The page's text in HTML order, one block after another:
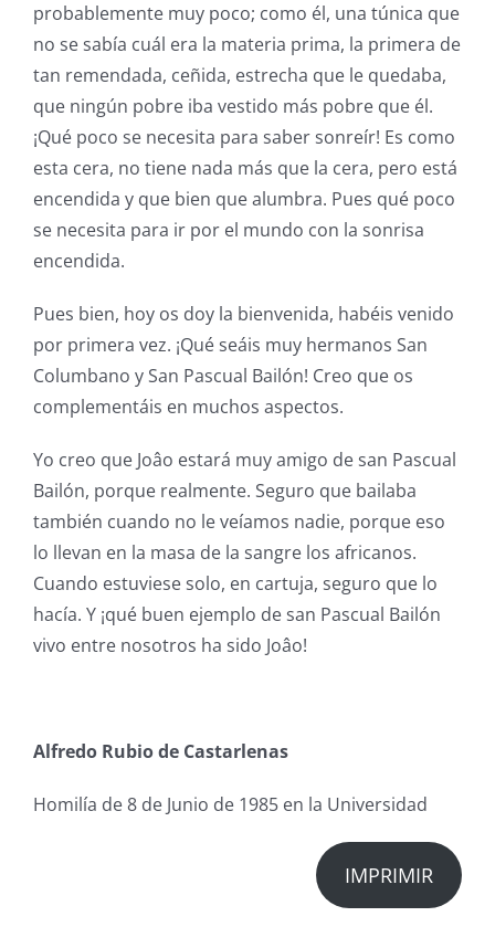
probablemente muy poco; como él, una túnica que
no se sabía cuál era la materia prima, la primera de
tan remendada, ceñida, estrecha que le quedaba,
que ningún pobre iba vestido más pobre que él.
¡Qué poco se necesita para saber sonreír! Es como
esta cera, no tiene nada más que la cera, pero está
encendida y que bien que alumbra. Pues qué poco
se necesita para ir por el mundo con la sonrisa
encendida.
Pues bien, hoy os doy la bienvenida, habéis venido
por primera vez. ¡Qué seáis muy hermanos San
Columbano y San Pascual Bailón! Creo que os
complementáis en muchos aspectos.
Yo creo que Joâo estará muy amigo de san Pascual
Bailón, porque realmente. Seguro que bailaba
también cuando no le veíamos nadie, porque eso
lo llevan en la masa de la sangre los africanos.
Cuando estuviese solo, en cartuja, seguro que lo
hacía. Y ¡qué buen ejemplo de san Pascual Bailón
vivo entre nosotros ha sido Joâo!
Alfredo Rubio de Castarlenas
Homilía de 8 de Junio de 1985 en la Universidad
IMPRIMIR